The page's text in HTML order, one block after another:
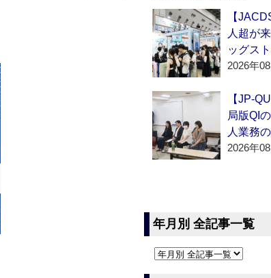
【
人超が
ッグス
2026年
【JP-
局版QI
人業務
2026年
年月別 全記事一覧